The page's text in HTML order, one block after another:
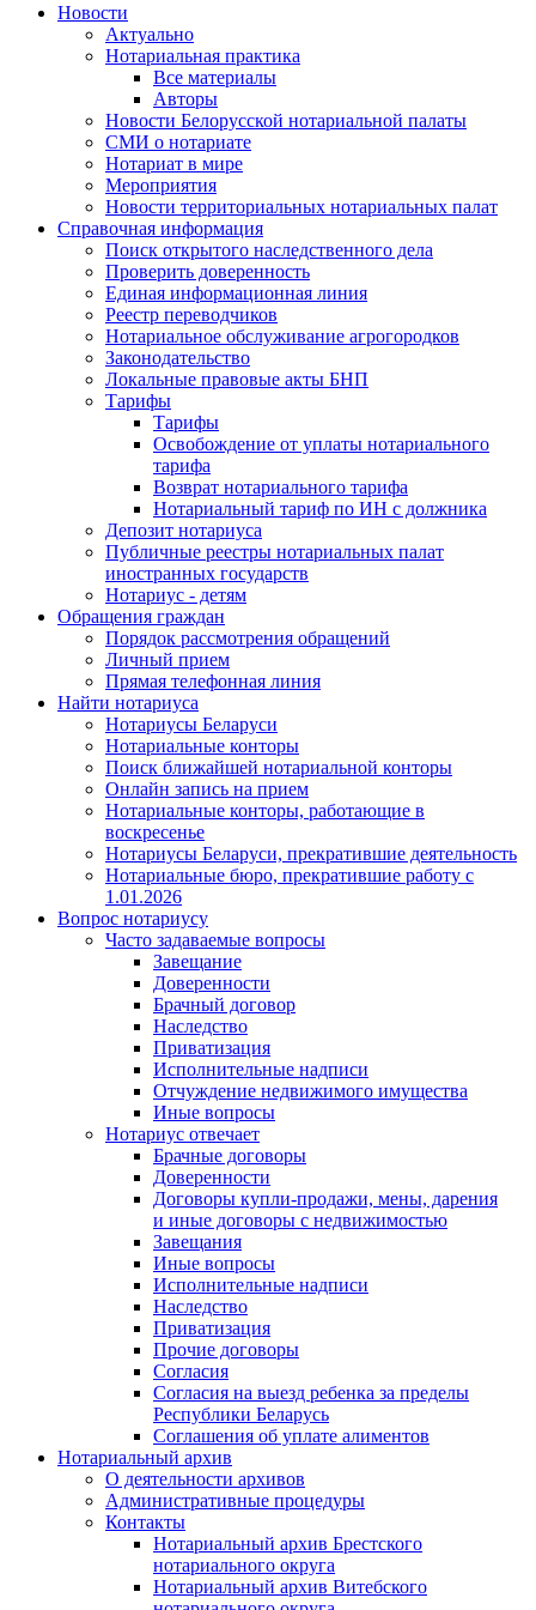
Новости
Актуально
Нотариальная практика
Все материалы
Авторы
Новости Белорусской нотариальной палаты
СМИ о нотариате
Нотариат в мире
Мероприятия
Новости территориальных нотариальных палат
Справочная информация
Поиск открытого наследственного дела
Проверить доверенность
Единая информационная линия
Реестр переводчиков
Нотариальное обслуживание агрогородков
Законодательство
Локальные правовые акты БНП
Тарифы
Тарифы
Освобождение от уплаты нотариального
тарифа
Возврат нотариального тарифа
Нотариальный тариф по ИН с должника
Депозит нотариуса
Публичные реестры нотариальных палат
иностранных государств
Нотариус - детям
Обращения граждан
Порядок рассмотрения обращений
Личный прием
Прямая телефонная линия
Найти нотариуса
Нотариусы Беларуси
Нотариальные конторы
Поиск ближайшей нотариальной конторы
Онлайн запись на прием
Нотариальные конторы, работающие в
воскресенье
Нотариусы Беларуси, прекратившие деятельность
Нотариальные бюро, прекратившие работу с
1.01.2026
Вопрос нотариусу
Часто задаваемые вопросы
Завещание
Доверенности
Брачный договор
Наследство
Приватизация
Исполнительные надписи
Отчуждение недвижимого имущества
Иные вопросы
Нотариус отвечает
Брачные договоры
Доверенности
Договоры купли-продажи, мены, дарения
и иные договоры с недвижимостью
Завещания
Иные вопросы
Исполнительные надписи
Наследство
Приватизация
Прочие договоры
Согласия
Согласия на выезд ребенка за пределы
Республики Беларусь
Соглашения об уплате алиментов
Нотариальный архив
О деятельности архивов
Административные процедуры
Контакты
Нотариальный архив Брестского
нотариального округа
Нотариальный архив Витебского